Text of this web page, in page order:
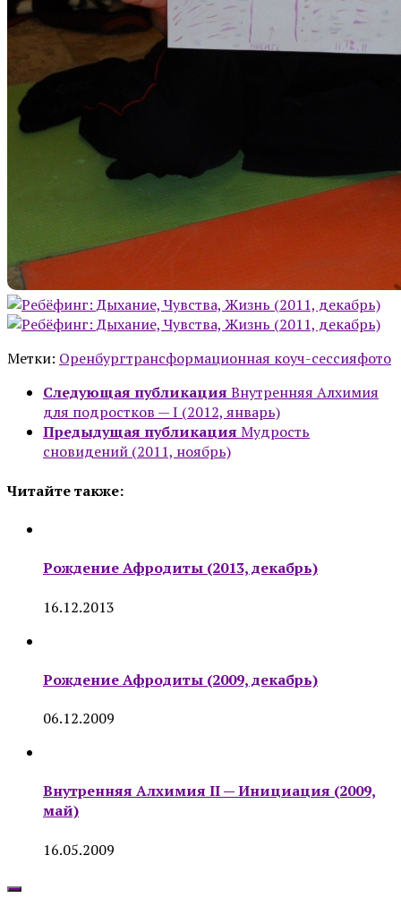
Метки: Оренбургтрансформационная коуч-сессияфото
Следующая публикация Внутренняя Алхимия
для подростков — I (2012, январь)
Предыдущая публикация Мудрость
сновидений (2011, ноябрь)
Читайте также:
Рождение Афродиты (2013, декабрь)
16.12.2013
Рождение Афродиты (2009, декабрь)
06.12.2009
Внутренняя Алхимия II — Инициация (2009,
май)
16.05.2009